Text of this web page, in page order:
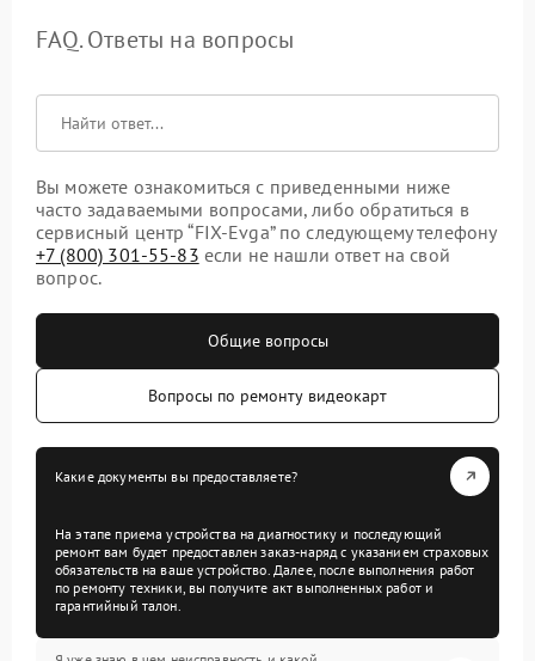
FAQ. Ответы на вопросы
Вы можете ознакомиться с приведенными ниже
часто задаваемыми вопросами, либо обратиться в
сервисный центр “FIX-Evga” по следующему телефону
+7 (800) 301-55-83 если не нашли ответ на свой
вопрос.
Общие вопросы
Вопросы по ремонту видеокарт
Какие документы вы предоставляете?
На этапе приема устройства на диагностику и последующий
ремонт вам будет предоставлен заказ-наряд с указанием страховых
обязательств на ваше устройство. Далее, после выполнения работ
по ремонту техники, вы получите акт выполненных работ и
гарантийный талон.